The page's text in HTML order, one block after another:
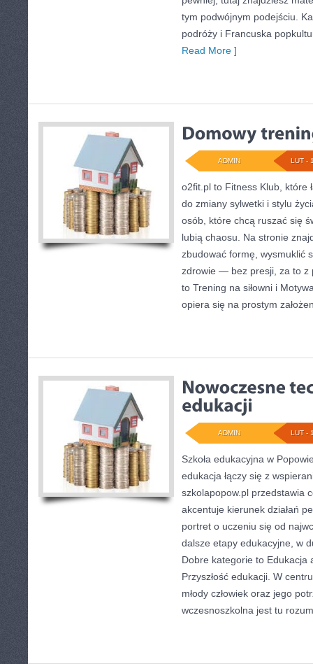
tym podwójnym podejściu.
podróży i Francuska
Read More ]
LUT -
ADMIN
o2fit.pl to Fitness Klub, które
do zmiany sylwetki i stylu
osób, które chcą ruszać się
lubią chaosu. Na stronie
zbudować formę, wysmuklić
zdrowie — bez presji, za to z
to Trening na siłowni i
opiera się na prostym
LUT -
ADMIN
Szkoła edukacyjna w
edukacja łączy się z
szkolapopow.pl przedstawia
akcentuje kierunek działań
portret o uczeniu się od
dalsze etapy edukacyjne, w
Dobre kategorie to Edukacja
Przyszłość edukacji. W
młody człowiek oraz jego
wczesnoszkolna jest tu